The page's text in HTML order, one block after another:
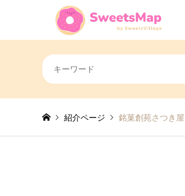
紹介ページ 銘菓創苑さつき